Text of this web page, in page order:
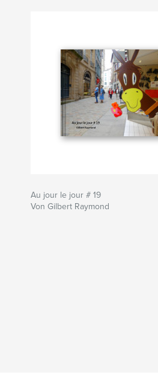
Au jour le jour # 19
Von Gilbert Raymond